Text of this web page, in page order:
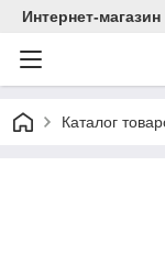
Интернет-
Каталог